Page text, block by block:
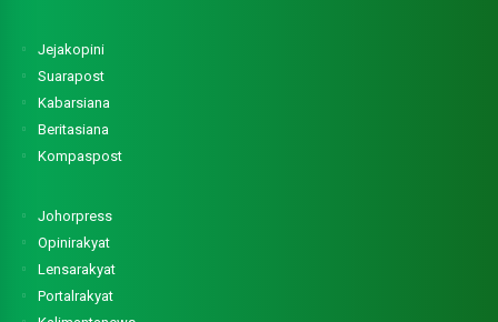
Jejakopini
Suarapost
Kabarsiana
Beritasiana
Kompaspost
Johorpress
Opinirakyat
Lensarakyat
Portalrakyat